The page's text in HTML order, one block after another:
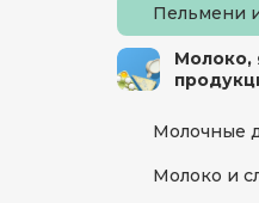
Пельмени
Молоко,
Молочные
Молоко и
Кв./
Этаж